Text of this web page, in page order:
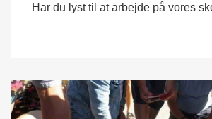
Har du lyst til at arbejde på vores